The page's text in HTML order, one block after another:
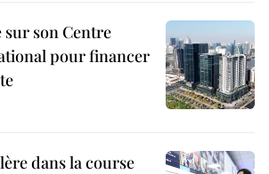
sur son Centre
pour financer
dans la course